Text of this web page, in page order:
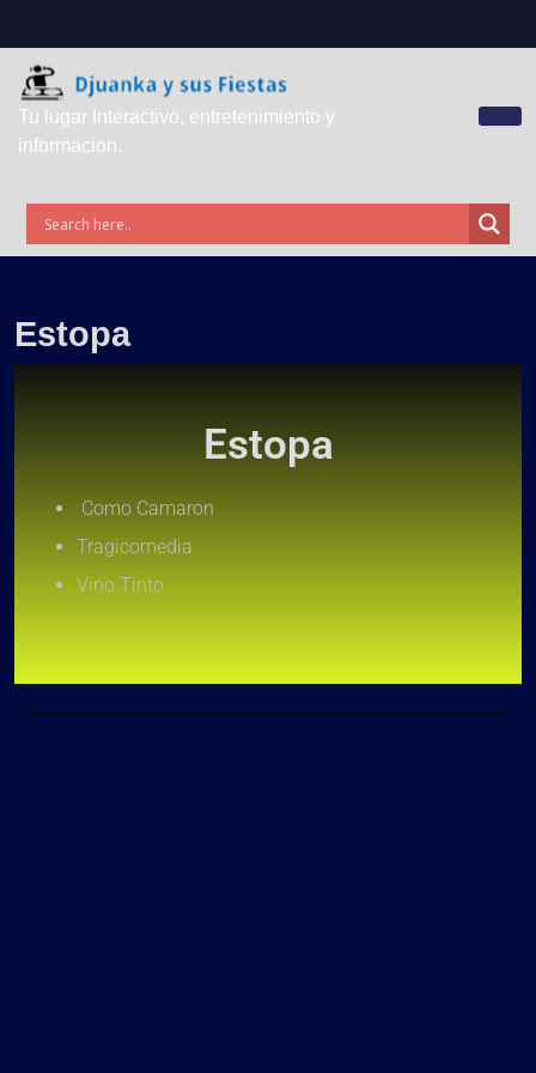
Tu lugar Interactivo, entretenimiento y
informacion.
Estopa
Estopa
Como Camaron
Tragicomedia
Vino Tinto